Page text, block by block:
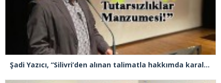
Şadi Yazıcı, “Silivri’den alınan talimatla hakkımda karalama kampanyası yürütülüyor”